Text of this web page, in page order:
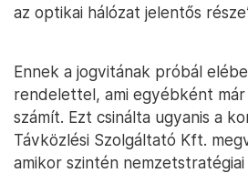
az optikai hálózat jelentős
Ennek a jogvitának próbál
rendelettel, ami egyébként
számít. Ezt csinálta ugyanis a
Távközlési Szolgáltató Kft.
amikor szintén